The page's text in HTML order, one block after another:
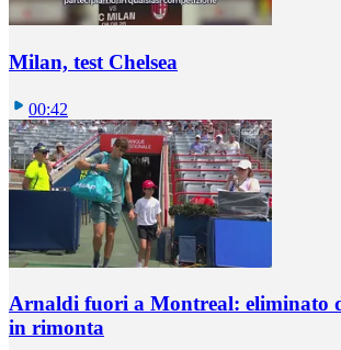
Milan, test Chelsea
00:42
Arnaldi fuori a Montreal: eliminato
in rimonta